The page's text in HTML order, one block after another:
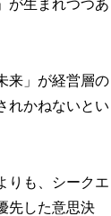
が生まれつつあ
来」が経営層の
れかねないとい
りも、シークエ
先した意思決